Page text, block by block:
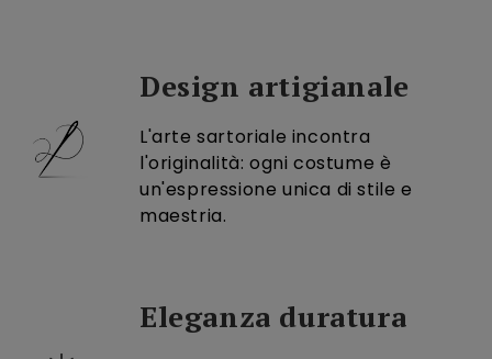
Design artigianale
L'arte sartoriale incontra
l'originalità: ogni costume è
un'espressione unica di stile e
maestria.
Eleganza duratura